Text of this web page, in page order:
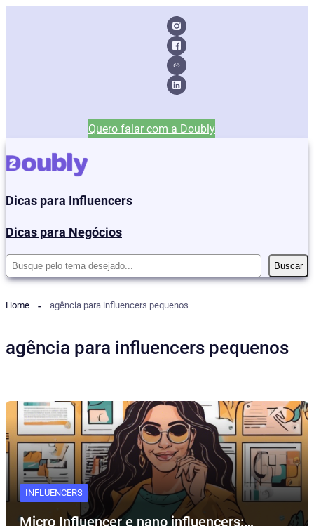
Quero falar com a Doubly
Dicas para Influencers
Dicas para Negócios
Pesquisar Buscar
Home agência para influencers pequenos
agência para influencers pequenos
INFLUENCERS
Micro Influencer e nano influencers:…